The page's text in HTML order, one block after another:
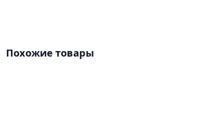
Похожие товары